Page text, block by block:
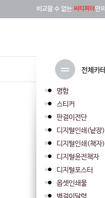
명함
스티커
판걸이전단
디지털인쇄(낱장)
디지털인쇄(책자)
디지털윤전책자
디지털포스터
옵셋인쇄물